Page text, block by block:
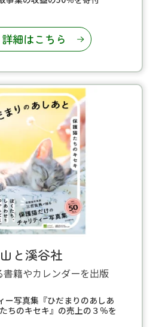
詳細はこちら
と溪谷社
書籍やカレンダーを出版
ー写真集『ひだまりのあしあ
ちのキセキ』の売上の３％を